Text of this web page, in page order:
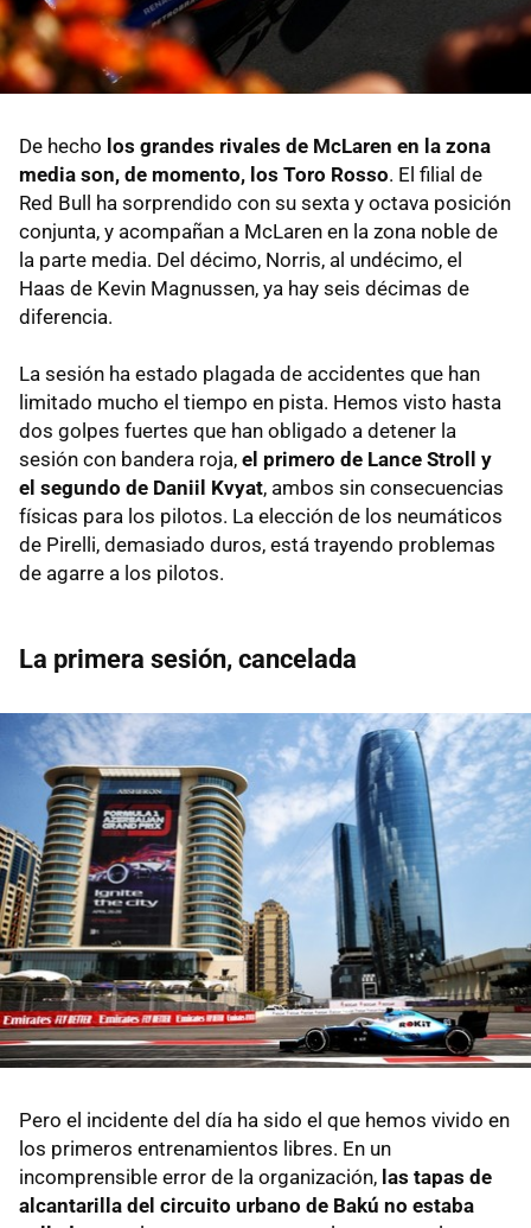
De hecho los grandes rivales de McLaren en la zona
media son, de momento, los Toro Rosso. El filial de
Red Bull ha sorprendido con su sexta y octava posición
conjunta, y acompañan a McLaren en la zona noble de
la parte media. Del décimo, Norris, al undécimo, el
Haas de Kevin Magnussen, ya hay seis décimas de
diferencia.
La sesión ha estado plagada de accidentes que han
limitado mucho el tiempo en pista. Hemos visto hasta
dos golpes fuertes que han obligado a detener la
sesión con bandera roja, el primero de Lance Stroll y
el segundo de Daniil Kvyat, ambos sin consecuencias
físicas para los pilotos. La elección de los neumáticos
de Pirelli, demasiado duros, está trayendo problemas
de agarre a los pilotos.
La primera sesión, cancelada
Pero el incidente del día ha sido el que hemos vivido en
los primeros entrenamientos libres. En un
incomprensible error de la organización, las tapas de
alcantarilla del circuito urbano de Bakú no estaba